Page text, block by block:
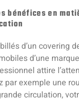
bénéfices en
d’un covering
d’une
attire
par exemple une
circulation,